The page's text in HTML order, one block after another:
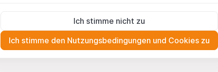
Sämtliche Immaterialgüterrechte (wie z.B. Urheber¬, Design¬
und Markenrechte) an dem auf der Website enthaltenen
Material liegen bei Leonteq Securities AG oder Plattform-
Diese Cookies sind für die Website erforderlich und können nicht
deaktiviert werden.
Zu Analysezwecken
Diese Cookies verfolgen die Interaktionen der Website-
Ich stimme nicht zu
Ich stimme den Nutzungsbedingungen und Cookies zu